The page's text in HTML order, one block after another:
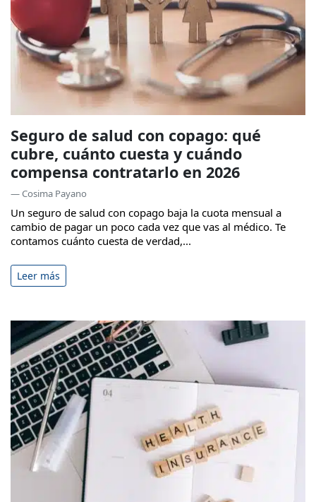
Seguro de salud con copago: qué
cubre, cuánto cuesta y cuándo
compensa contratarlo en 2026
— Cosima Payano
Un seguro de salud con copago baja la cuota mensual a
cambio de pagar un poco cada vez que vas al médico. Te
contamos cuánto cuesta de verdad,...
Leer más